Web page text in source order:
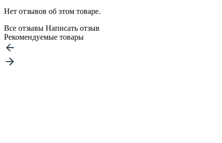
Нет отзывов об этом товаре.
Все отзывы Написать отзыв
Рекомендуемые товары